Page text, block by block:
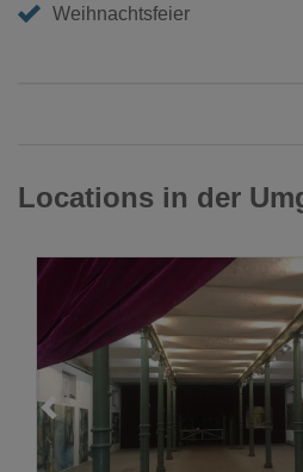
Weihnachtsfeier
Locations in der